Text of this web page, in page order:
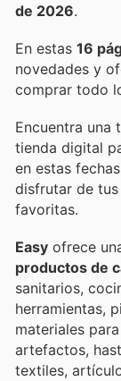
de 2026.
En estas 16
novedades y
comprar todo
Encuentra una
tienda digital
en estas
disfrutar de
favoritas.
Easy ofrece
productos de
sanitarios,
herramientas,
materiales
artefactos,
textiles,